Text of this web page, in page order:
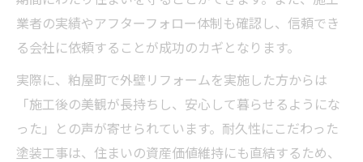
業者の実績やアフターフォロー体制も確認し、信頼でき
る会社に依頼することが成功のカギとなります。
実際に、粕屋町で外壁リフォームを実施した方からは
「施工後の美観が長持ちし、安心して暮らせるようにな
った」との声が寄せられています。耐久性にこだわった
塗装工事は、住まいの資産価値維持にも直結するため、